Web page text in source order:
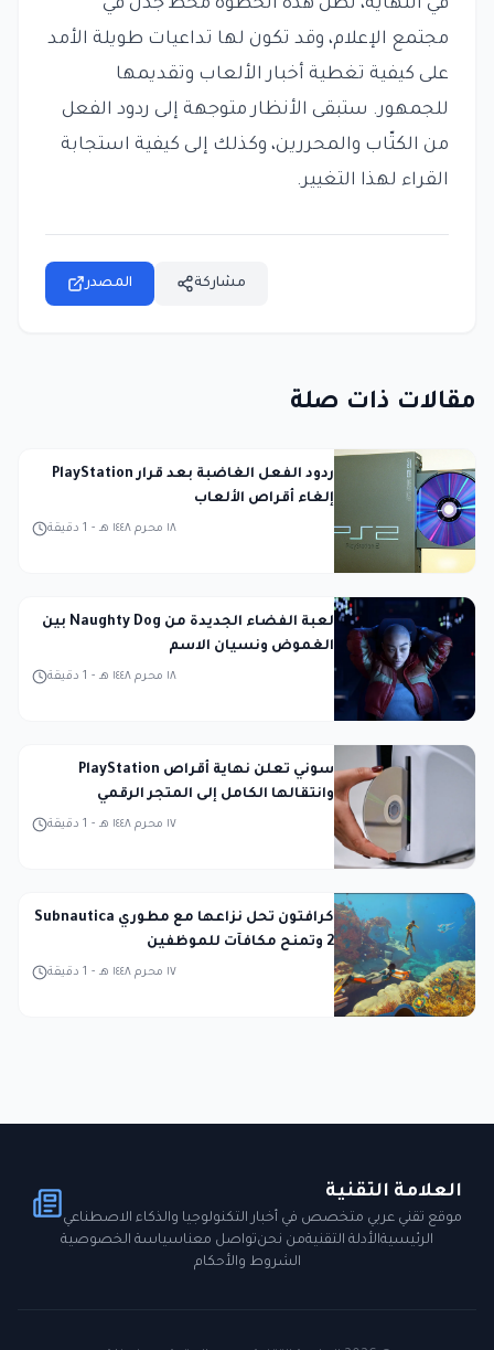
في النهاية، تظل هذه الخطوة محط جدل في
مجتمع الإعلام، وقد تكون لها تداعيات طويلة الأمد
على كيفية تغطية أخبار الألعاب وتقديمها
للجمهور. ستبقى الأنظار متوجهة إلى ردود الفعل
من الكتّاب والمحررين، وكذلك إلى كيفية استجابة
القراء لهذا التغيير.
المصدر مشاركة
مقالات ذات صلة
ردود الفعل الغاضبة بعد قرار PlayStation
إلغاء أقراص الألعاب
1 دقيقة - ١٨ محرم ١٤٤٨ هـ
لعبة الفضاء الجديدة من Naughty Dog بين
الغموض ونسيان الاسم
1 دقيقة - ١٨ محرم ١٤٤٨ هـ
سوني تعلن نهاية أقراص PlayStation
وانتقالها الكامل إلى المتجر الرقمي
1 دقيقة - ١٧ محرم ١٤٤٨ هـ
كرافتون تحل نزاعها مع مطوري Subnautica
2 وتمنح مكافآت للموظفين
1 دقيقة - ١٧ محرم ١٤٤٨ هـ
العلامة التقنية
موقع تقني عربي متخصص في أخبار التكنولوجيا والذكاء الاصطناعي
الرئيسيةالأدلة التقنيةمن نحنتواصل معناسياسة الخصوصية
الشروط والأحكام